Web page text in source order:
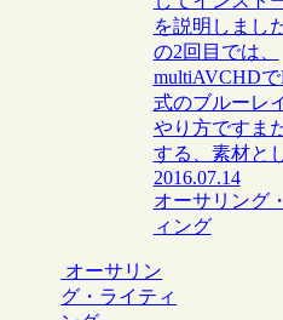
を説明しまし
の2回目では、
multiAVCHD
式のブルーレ
やり方ですま
する、素材と
2016.07.14
オーサリング
ィング
オーサリン
グ・ライティ